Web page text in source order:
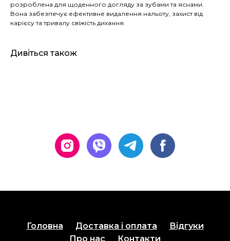
розроблена для щоденного догляду за зубами та яснами.
Вона забезпечує ефективне видалення нальоту, захист від
карієсу та тривалу свіжість дихання.
Дивіться також
Головна Доставка і оплата
Відгуки
Про нас
Контакти